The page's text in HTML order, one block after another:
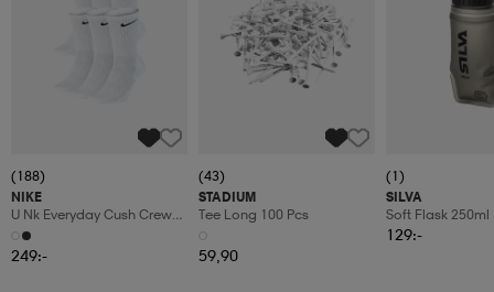
(188)
NIKE
U Nk Everyday Cush Crew
6pr-Bd
249:-
(43)
STADIUM
Tee Long 100 Pcs
59,90
(1)
SILVA
Soft Flask 250ml
129:-